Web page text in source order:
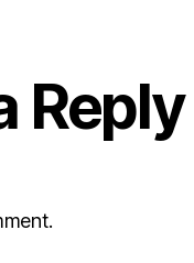
Reply